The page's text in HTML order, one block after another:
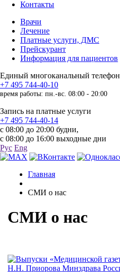
Контакты
Врачи
Лечение
Платные услуги, ДМС
Прейскурант
Информация для пациентов
Единый многоканальный телефон
+7 495 744-40-10
время работы: пн.-вс. 08:00 - 20:00
Запись на платные услуги
+7 495 744-40-14
с 08:00 до 20:00 будни,
с 08:00 до 16:00 выходные дни
Рус Eng
Главная
СМИ о нас
СМИ о нас